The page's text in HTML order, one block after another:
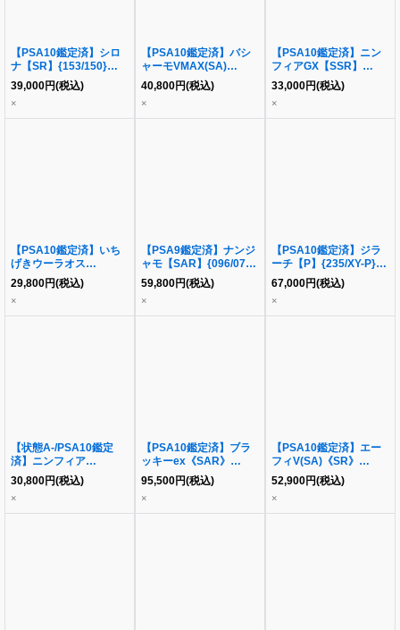
【PSA10鑑定済】シロ
ナ【SR】{153/150}
[sm8b]
39,000円(税込)
×
【PSA10鑑定済】バシ
ャーモVMAX(SA)
【HR】{086/070} [S5a]
40,800円(税込)
×
【PSA10鑑定済】ニン
フィアGX【SSR】
{238/150} [sm8b]
33,000円(税込)
×
【PSA10鑑定済】いち
げきウーラオス
VMAX(SA)【HR】
{085/070} [S5I]
29,800円(税込)
×
【PSA9鑑定済】ナンジ
ャモ【SAR】{096/071}
[その他]
59,800円(税込)
×
【PSA10鑑定済】ジラ
ーチ【P】{235/XY-P}
[XY]
67,000円(税込)
×
【状態A-/PSA10鑑定
済】ニンフィア
ex《SAR》{212/187}[-]
30,800円(税込)
×
【PSA10鑑定済】ブラ
ッキーex《SAR》
{217/187}[-]
95,500円(税込)
×
【PSA10鑑定済】エー
フィV(SA)《SR》
{081/069}[その他]
52,900円(税込)
×